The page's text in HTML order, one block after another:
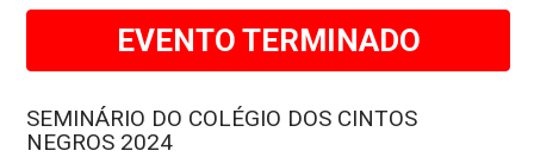
Inscrições
Documentos
EVENTO TERMINADO
SEMINÁRIO DO COLÉGIO DOS CINTOS
NEGROS 2024